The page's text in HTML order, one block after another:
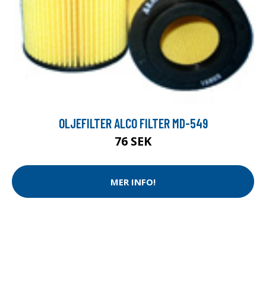
OLJEFILTER ALCO FILTER MD-549
76 SEK
MER INFO!